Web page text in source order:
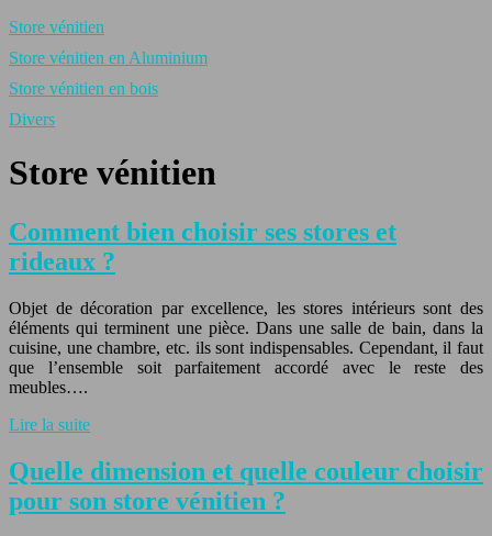
Store vénitien
Store vénitien en Aluminium
Store vénitien en bois
Divers
Store vénitien
Comment bien choisir ses stores et
rideaux ?
Objet de décoration par excellence, les stores intérieurs sont des
éléments qui terminent une pièce. Dans une salle de bain, dans la
cuisine, une chambre, etc. ils sont indispensables. Cependant, il faut
que l’ensemble soit parfaitement accordé avec le reste des
meubles….
Lire la suite
Quelle dimension et quelle couleur choisir
pour son store vénitien ?